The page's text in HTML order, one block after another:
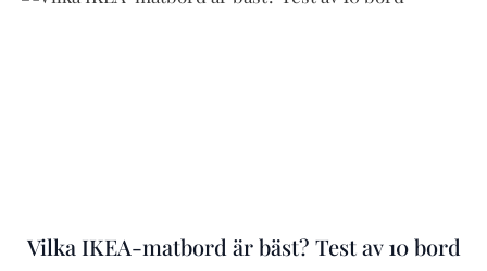
Vilka IKEA-matbord är bäst? Test av 10 bord